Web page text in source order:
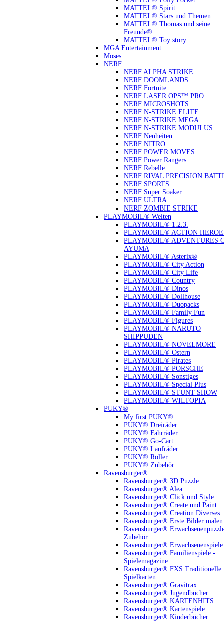
MATTEL® Spirit
MATTEL® Stars und Themen
MATTEL® Thomas und seine
Freunde®
MATTEL® Toy story
MGA Entertainment
Moses
NERF
NERF ALPHA STRIKE
NERF DOOMLANDS
NERF Fortnite
NERF LASER OPS™ PRO
NERF MICROSHOTS
NERF N-STRIKE ELITE
NERF N-STRIKE MEGA
NERF N-STRIKE MODULUS
NERF Neuheiten
NERF NITRO
NERF POWER MOVES
NERF Power Rangers
NERF Rebelle
NERF RIVAL PRECISION
NERF SPORTS
NERF Super Soaker
NERF ULTRA
NERF ZOMBIE STRIKE
PLAYMOBIL® Welten
PLAYMOBIL® 1.2.3.
PLAYMOBIL® ACTION
PLAYMOBIL® ADVENTURES
AYUMA
PLAYMOBIL® Asterix®
PLAYMOBIL® City Action
PLAYMOBIL® City Life
PLAYMOBIL® Country
PLAYMOBIL® Dinos
PLAYMOBIL® Dollhouse
PLAYMOBIL® Duopacks
PLAYMOBIL® Family Fun
PLAYMOBIL® Figures
PLAYMOBIL® NARUTO
SHIPPUDEN
PLAYMOBIL® NOVELMORE
PLAYMOBIL® Ostern
PLAYMOBIL® Pirates
PLAYMOBIL® PORSCHE
PLAYMOBIL® Sonstiges
PLAYMOBIL® Special Plus
PLAYMOBIL® STUNT SHOW
PLAYMOBIL® WILTOPIA
PUKY®
My first PUKY®
PUKY® Dreiräder
PUKY® Fahrräder
PUKY® Go-Cart
PUKY® Laufräder
PUKY® Roller
PUKY® Zubehör
Ravensburger®
Ravensburger® 3D Puzzle
Ravensburger® Alea
Ravensburger® Click und Style
Ravensburger® Create und Paint
Ravensburger® Creation Diverses
Ravensburger® Erste Bilder malen
Ravensburger®
Zubehör
Ravensburger® Erwachsenenspiele
Ravensburger® Familienspiele -
Spielemagazine
Ravensburger® FXS Traditionelle
Spielkarten
Ravensburger® Gravitrax
Ravensburger® Jugendbücher
Ravensburger® KARTENHITS
Ravensburger® Kartenspiele
Ravensburger® Kinderbücher